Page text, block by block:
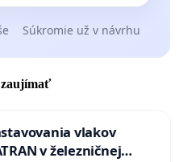
Súkromie už v návrhu
zaujímať
vlakov
v železničnej